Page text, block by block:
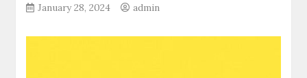
January 28, 2024 admin